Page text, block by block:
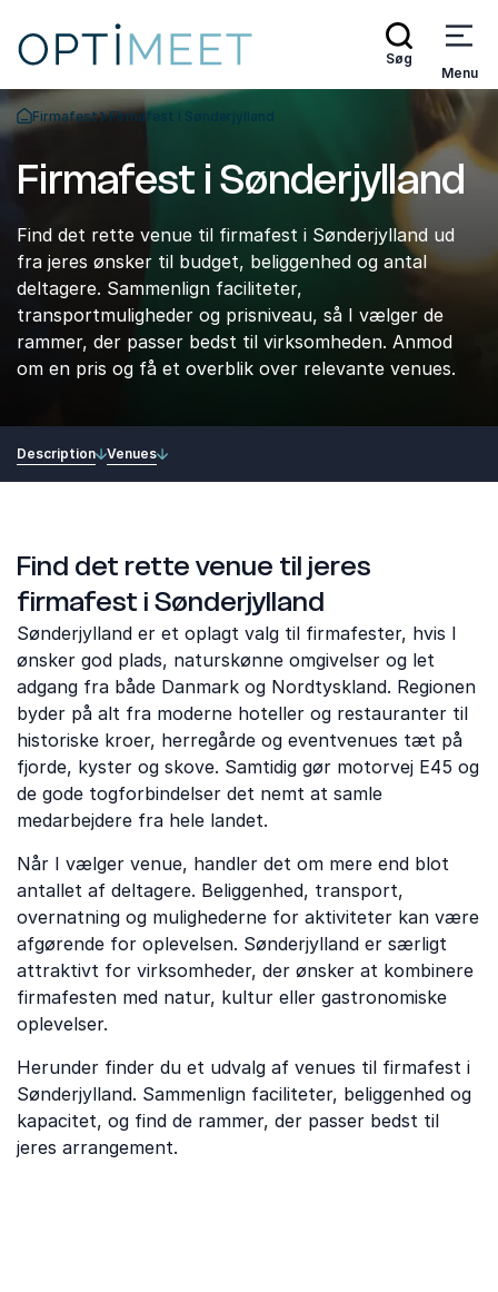
Søg
Menu
Tilbage til forsiden
Firmafest Firmafest i Sønderjylland
Firmafest i Sønderjylland
Find det rette venue til firmafest i Sønderjylland ud
fra jeres ønsker til budget, beliggenhed og antal
deltagere. Sammenlign faciliteter,
transportmuligheder og prisniveau, så I vælger de
rammer, der passer bedst til virksomheden. Anmod
om en pris og få et overblik over relevante venues.
Description Venues
Find det rette venue til jeres
firmafest i Sønderjylland
Sønderjylland er et oplagt valg til firmafester, hvis I
ønsker god plads, naturskønne omgivelser og let
adgang fra både Danmark og Nordtyskland. Regionen
byder på alt fra moderne hoteller og restauranter til
historiske kroer, herregårde og eventvenues tæt på
fjorde, kyster og skove. Samtidig gør motorvej E45 og
de gode togforbindelser det nemt at samle
medarbejdere fra hele landet.
Når I vælger venue, handler det om mere end blot
antallet af deltagere. Beliggenhed, transport,
overnatning og mulighederne for aktiviteter kan være
afgørende for oplevelsen. Sønderjylland er særligt
attraktivt for virksomheder, der ønsker at kombinere
firmafesten med natur, kultur eller gastronomiske
oplevelser.
Herunder finder du et udvalg af venues til firmafest i
Sønderjylland. Sammenlign faciliteter, beliggenhed og
kapacitet, og find de rammer, der passer bedst til
jeres arrangement.